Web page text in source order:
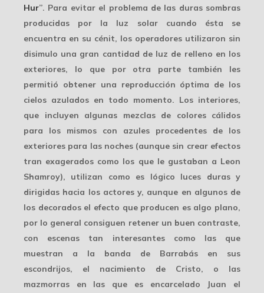
Hur”. Para evitar el problema de las duras sombras
producidas por la luz solar cuando ésta se
encuentra en su cénit, los operadores utilizaron sin
disimulo una gran cantidad de luz de relleno en los
exteriores, lo que por otra parte también les
permitió obtener una reproducción óptima de los
cielos azulados en todo momento. Los interiores,
que incluyen algunas mezclas de colores cálidos
para los mismos con azules procedentes de los
exteriores para las noches (aunque sin crear efectos
tran exagerados como los que le gustaban a Leon
Shamroy), utilizan como es lógico luces duras y
dirigidas hacia los actores y, aunque en algunos de
los decorados el efecto que producen es algo plano,
por lo general consiguen retener un buen contraste,
con escenas tan interesantes como las que
muestran a la banda de Barrabás en sus
escondrijos, el nacimiento de Cristo, o las
mazmorras en las que es encarcelado Juan el